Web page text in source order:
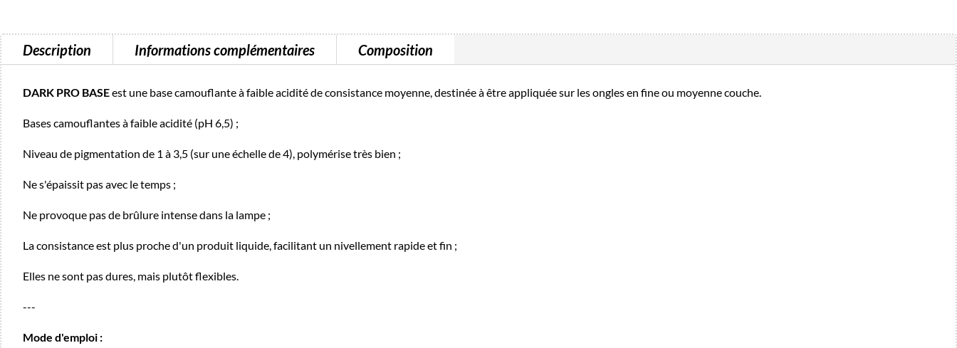
Description Informations complémentaires Composition
DARK PRO BASEest une base camouflante à faible acidité de consistance moyenne, destinée à être appliquée sur les ongles en fine ou moyenne couche.
Bases camouflantes à faible acidité (pH 6,5) ;
Niveau de pigmentation de 1 à 3,5 (sur une échelle de 4), polymérise très bien ;
Ne s'épaissit pas avec le temps ;
Ne provoque pas de brûlure intense dans la lampe ;
La consistance est plus proche d'un produit liquide, facilitant un nivellement rapide et fin ;
Elles ne sont pas dures, mais plutôt flexibles.
---
Mode d'emploi :